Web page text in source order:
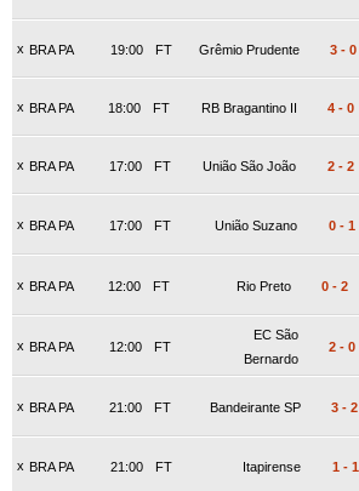
x BRA PA FT
19:00 Grêmio Prudente 3 - 0
x BRA PA FT
18:00 RB Bragantino II 4 - 0
x BRA PA FT
17:00 União São João 2 - 2
x BRA PA FT
17:00 União Suzano 0 - 1
x BRA PA FT
12:00 Rio Preto 0 - 2
x BRA PA FT
12:00
EC São
Bernardo
2 - 0
x BRA PA FT
21:00 Bandeirante SP 3 - 2
x BRA PA FT
21:00 Itapirense 1 - 1